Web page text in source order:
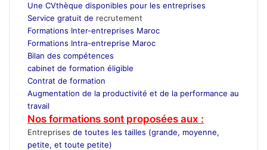
Une CVthèque disponibles pour les entreprises
Service gratuit de recrutement
Formations Inter-entreprises Maroc
Formations Intra-entreprise Maroc
Bilan des compétences
cabinet de formation éligible
Contrat de formation
Augmentation de la productivité et de la performance au
travail
Nos formations sont proposées aux :
Entreprises de toutes les tailles (grande, moyenne,
petite, et toute petite)